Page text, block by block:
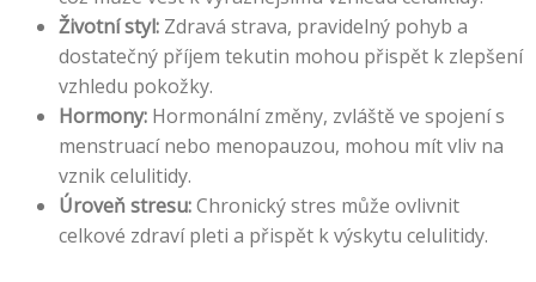
Životní styl:Zdravá strava, pravidelný pohyb a
dostatečný příjem tekutin mohou přispět k zlepšení
vzhledu pokožky.
Hormony:Hormonální změny, zvláště ve spojení s
menstruací nebo menopauzou, mohou mít vliv na
vznik celulitidy.
Úroveň stresu:Chronický stres může ovlivnit
celkové zdraví pleti a přispět k výskytu celulitidy.